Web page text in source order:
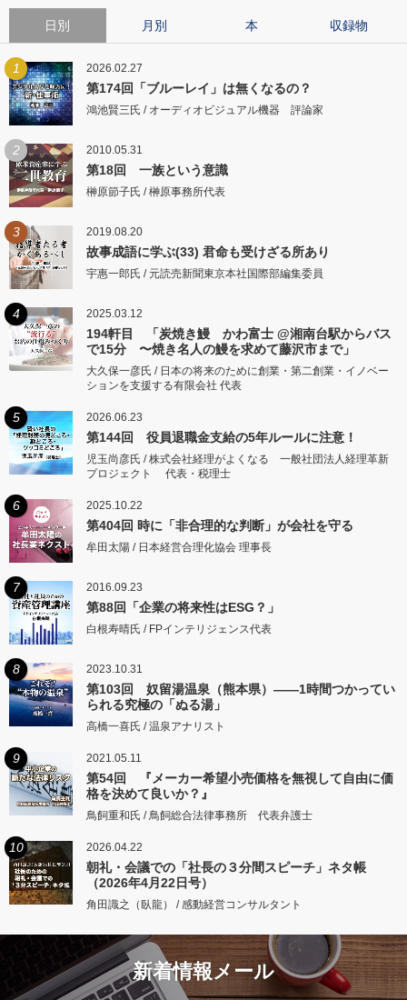
日別 月別 本 収録物
1 2026.02.27
第174回「ブルーレイ」は無くなるの？
鴻池賢三氏 / オーディオビジュアル機器 評論家
2 2010.05.31
第18回 一族という意識
榊原節子氏 / 榊原事務所代表
3 2019.08.20
故事成語に学ぶ(33) 君命も受けざる所あり
宇惠一郎氏 / 元読売新聞東京本社国際部編集委員
4 2025.03.12
194軒目 「炭焼き鰻 かわ富士 @湘南台駅からバス
で15分 〜焼き名人の鰻を求めて藤沢市まで」
大久保一彦氏 / 日本の将来のために創業・第二創業・イノベー
ションを支援する有限会社 代表
5 2026.06.23
第144回 役員退職金支給の5年ルールに注意！
児玉尚彦氏 / 株式会社経理がよくなる 一般社団法人経理革新
プロジェクト 代表・税理士
6 2025.10.22
第404回 時に「非合理的な判断」が会社を守る
牟田太陽 / 日本経営合理化協会 理事長
7 2016.09.23
第88回「企業の将来性はESG？」
白根寿晴氏 / FPインテリジェンス代表
8 2023.10.31
第103回 奴留湯温泉（熊本県）――1時間つかってい
られる究極の「ぬる湯」
高橋一喜氏 / 温泉アナリスト
9 2021.05.11
第54回 『メーカー希望小売価格を無視して自由に価
格を決めて良いか？』
鳥飼重和氏 / 鳥飼総合法律事務所 代表弁護士
10 2026.04.22
朝礼・会議での「社長の３分間スピーチ」ネタ帳
（2026年4月22日号）
角田識之（臥龍） / 感動経営コンサルタント
新着情報メール